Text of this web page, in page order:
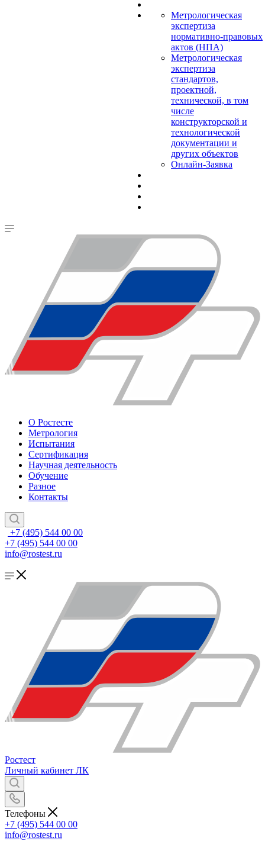
Метрологическая
экспертиза
нормативно-правовых
актов (НПА)
Метрологическая
экспертиза
стандартов,
проектной,
технической, в том
числе
конструкторской и
технологической
документации и
других объектов
Онлайн-Заявка
О Ростесте
Метрология
Испытания
Сертификация
Научная деятельность
Обучение
Разное
Контакты
+7 (495) 544 00 00
+7 (495) 544 00 00
info@rostest.ru
Ростест
Личный кабинет ЛК
Телефоны
+7 (495) 544 00 00
info@rostest.ru